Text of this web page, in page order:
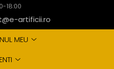
18:00
artificii.ro
MEU